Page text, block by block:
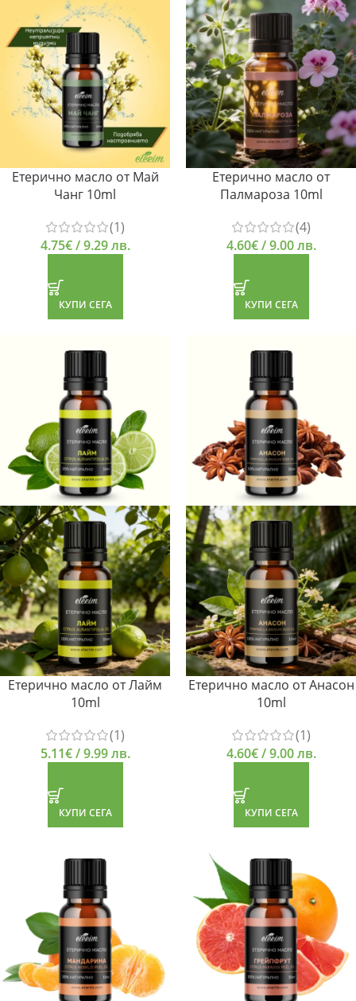
Етерично масло от Май
Чанг 10ml
(1)
4.75€/ 9.29 лв.
КУПИ СЕГА
Етерично масло от
Палмароза 10ml
(4)
4.60€/ 9.00 лв.
КУПИ СЕГА
Етерично масло от Лайм
10ml
(1)
5.11€/ 9.99 лв.
КУПИ СЕГА
Етерично масло от Анасон
10ml
(1)
4.60€/ 9.00 лв.
КУПИ СЕГА